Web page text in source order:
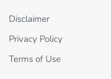
Disclaimer
Privacy Policy
Terms of Use